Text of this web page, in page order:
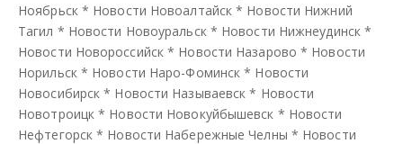
Ноябрьск * Новости Новоалтайск * Новости Нижний
Тагил * Новости Новоуральск * Новости Нижнеудинск *
Новости Новороссийск * Новости Назарово * Новости
Норильск * Новости Наро-Фоминск * Новости
Новосибирск * Новости Называевск * Новости
Новотроицк * Новости Новокуйбышевск * Новости
Нефтегорск * Новости Набережные Челны * Новости